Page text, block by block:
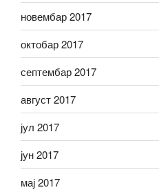
новембар 2017
октобар 2017
септембар 2017
август 2017
јул 2017
јун 2017
мај 2017